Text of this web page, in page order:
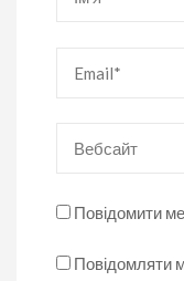
Повідомити
Повідомляти